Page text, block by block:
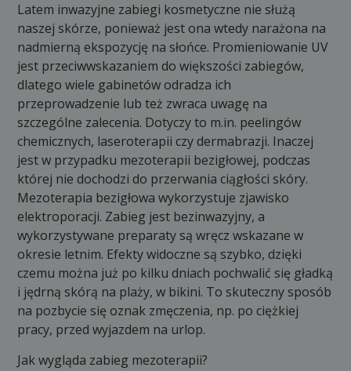
Latem inwazyjne zabiegi kosmetyczne nie służą
naszej skórze, ponieważ jest ona wtedy narażona na
nadmierną ekspozycję na słońce. Promieniowanie UV
jest przeciwwskazaniem do większości zabiegów,
dlatego wiele gabinetów odradza ich
przeprowadzenie lub też zwraca uwagę na
szczególne zalecenia. Dotyczy to m.in. peelingów
chemicznych, laseroterapii czy dermabrazji. Inaczej
jest w przypadku mezoterapii bezigłowej, podczas
której nie dochodzi do przerwania ciągłości skóry.
Mezoterapia bezigłowa wykorzystuje zjawisko
elektroporacji. Zabieg jest bezinwazyjny, a
wykorzystywane preparaty są wręcz wskazane w
okresie letnim. Efekty widoczne są szybko, dzięki
czemu można już po kilku dniach pochwalić się gładką
i jędrną skórą na plaży, w bikini. To skuteczny sposób
na pozbycie się oznak zmęczenia, np. po ciężkiej
pracy, przed wyjazdem na urlop.
Jak wygląda zabieg mezoterapii?